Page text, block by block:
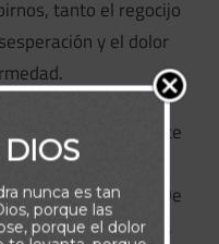
tanto el regocijo
y el dolor
sabe todo: Él conoce
y sabe darte la
la luz. De
verdadera, infalible,
nunca es tan
porque las
porque el dolor